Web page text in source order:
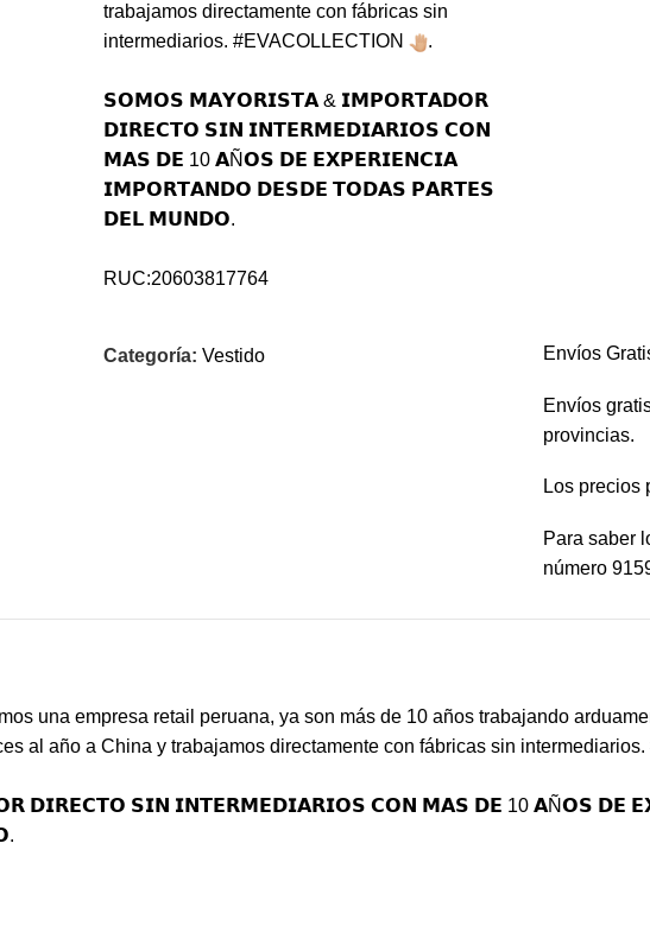
trabajamos directamente con fábricas sin
intermediarios. #EVACOLLECTION .
𝗦𝗢𝗠𝗢𝗦 𝗠𝗔𝗬𝗢𝗥𝗜𝗦𝗧𝗔 & 𝗜𝗠𝗣𝗢𝗥𝗧𝗔𝗗𝗢𝗥
𝗗𝗜𝗥𝗘𝗖𝗧𝗢 𝗦𝗜𝗡 𝗜𝗡𝗧𝗘𝗥𝗠𝗘𝗗𝗜𝗔𝗥𝗜𝗢𝗦 𝗖𝗢𝗡
𝗠𝗔𝗦 𝗗𝗘 10 𝗔Ñ𝗢𝗦 𝗗𝗘 𝗘𝗫𝗣𝗘𝗥𝗜𝗘𝗡𝗖𝗜𝗔
𝗜𝗠𝗣𝗢𝗥𝗧𝗔𝗡𝗗𝗢 𝗗𝗘𝗦𝗗𝗘 𝗧𝗢𝗗𝗔𝗦 𝗣𝗔𝗥𝗧𝗘𝗦
𝗗𝗘𝗟 𝗠𝗨𝗡𝗗𝗢.
RUC:20603817764
Categoría: Vestido Envíos
Envíos
provincias.
Los precios
Para saber
número
una empresa retail peruana, ya son más de 10 años trabajando
al año a China y trabajamos directamente con fábricas sin intermediarios.
𝗗𝗜𝗥𝗘𝗖𝗧𝗢 𝗦𝗜𝗡 𝗜𝗡𝗧𝗘𝗥𝗠𝗘𝗗𝗜𝗔𝗥𝗜𝗢𝗦 𝗖𝗢𝗡 𝗠𝗔𝗦 𝗗𝗘 10 𝗔Ñ𝗢𝗦 𝗗𝗘